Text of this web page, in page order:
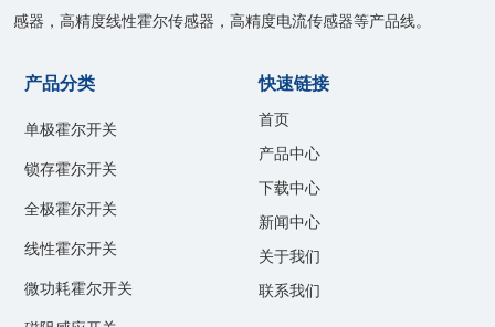
感器，高精度线性霍尔传感器，高精度电流传感器等产品线。
产品分类
单极霍尔开关
锁存霍尔开关
全极霍尔开关
线性霍尔开关
微功耗霍尔开关
快速链接
首页
产品中心
下载中心
新闻中心
关于我们
联系我们